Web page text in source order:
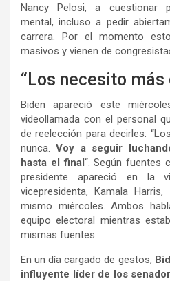
Nancy Pelosi, a cuestionar
mental, incluso a pedir
carrera. Por el momento
masivos y vienen de
“Los necesito más
Biden apareció este
videollamada con el personal
de reelección para decirles:
nunca.Voy a seguir
hasta el final“. Según fuentes
presidente apareció en la
vicepresidenta, Kamala
mismo miércoles. Ambos
equipo electoral mientras
mismas fuentes.
En un día cargado de gestos,
influyente líder de los